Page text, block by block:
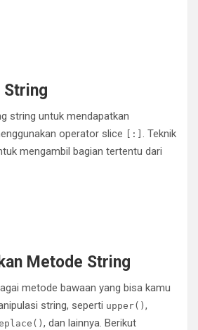
String
string untuk mendapatkan
operator slice [:] . Teknik
mengambil bagian tertentu dari
Metode String
metode bawaan yang bisa kamu
string, seperti upper() ,
, dan lainnya. Berikut